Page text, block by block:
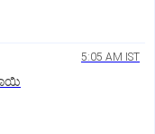
5:05 AM IST